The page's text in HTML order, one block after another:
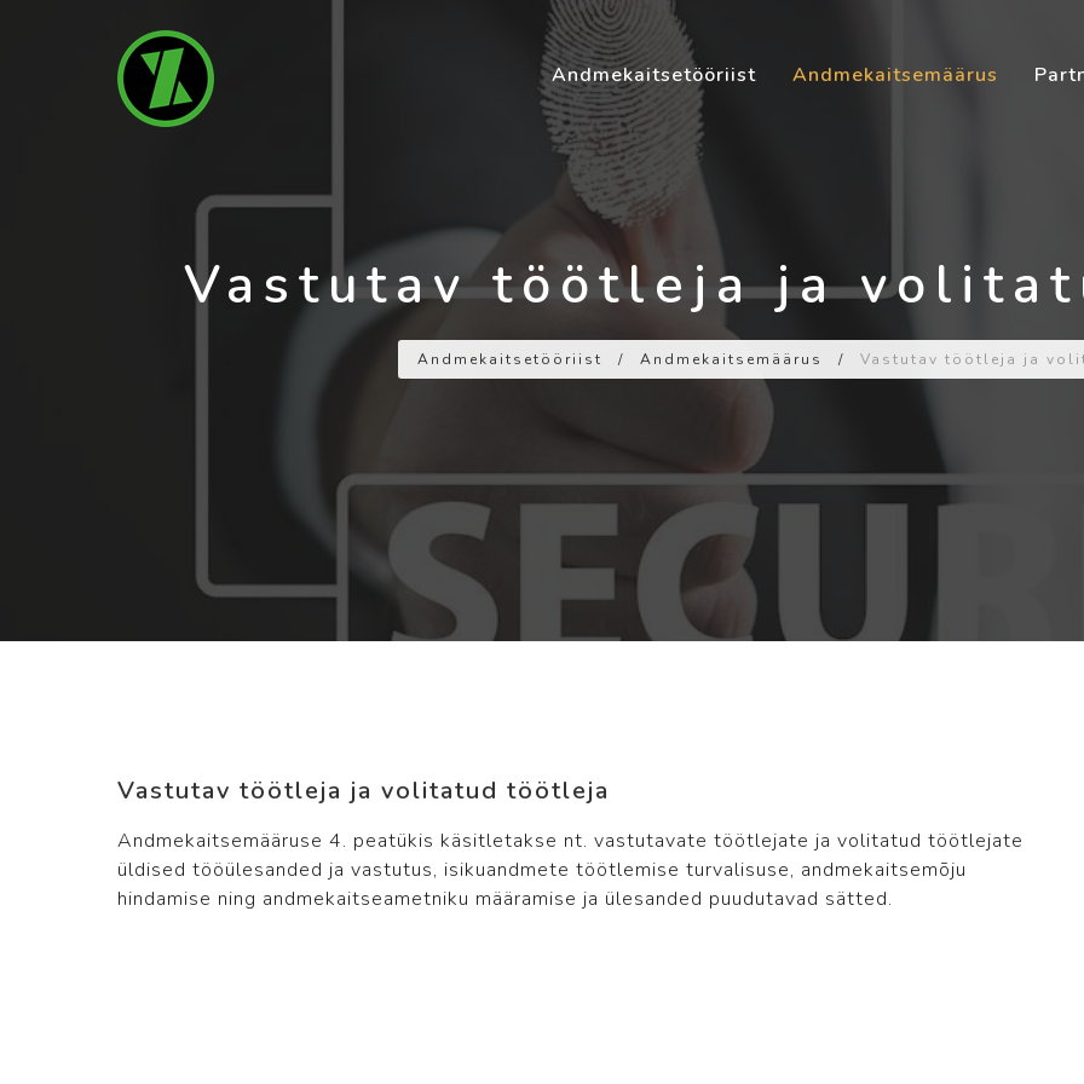
Andmekaitsetööriist Andmekaitsemäärus
Vastutav töötleja ja
Andmekaitsetööriist / Andmekaitsemäärus / Vastutav töötleja ja
Vastutav töötleja ja volitatud töötleja
Andmekaitsemääruse 4. peatükis käsitletakse nt. vastutavate töötlejate ja volitatud töötlejate
üldised tööülesanded ja vastutus, isikuandmete töötlemise turvalisuse, andmekaitsemõju
hindamise ning andmekaitseametniku määramise ja ülesanded puudutavad sätted.